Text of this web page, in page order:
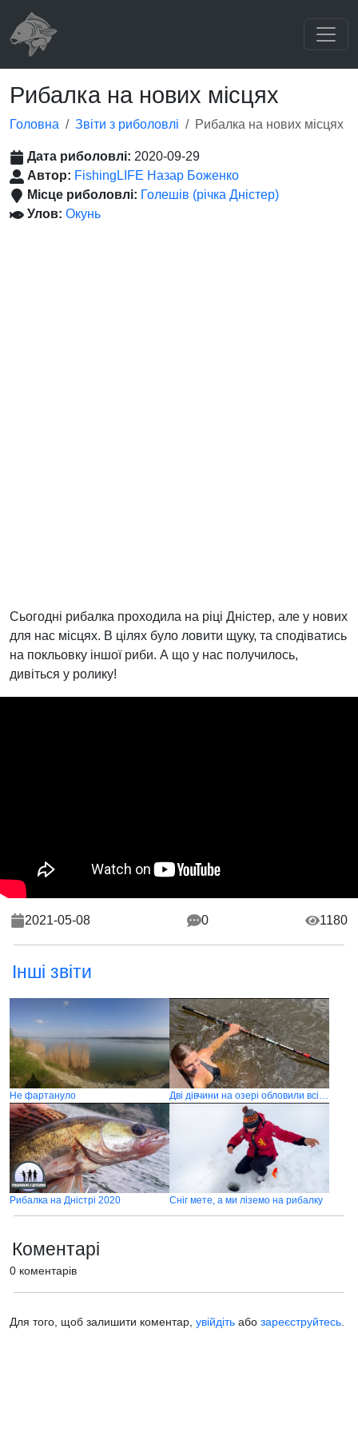
Рибалка на нових місцях
Головна Звіти з риболовлі Рибалка на нових місцях
Дата риболовлі: 2020-09-29
Автор: FishingLIFE Назар Боженко
Місце риболовлі: Голешів (річка Дністер)
Улов: Окунь
Сьогодні рибалка проходила на ріці Дністер, але у нових
для нас місцях. В цілях було ловити щуку, та сподіватись
на покльовку іншої риби. А що у нас получилось,
дивіться у ролику!
2021-05-08 0 1180
Інші звіти
Не фартануло Дві дівчини на озері обловили всіх чоловіків
Рибалка на Дністрі 2020 Сніг мете, а ми ліземо на рибалку
Коментарі
0 коментарів
Для того, щоб залишити коментар, увійдіть або зареєструйтесь